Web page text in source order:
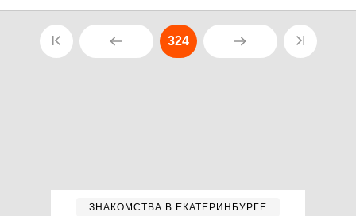
324
ЗНАКОМСТВА В ЕКАТЕРИНБУРГЕ